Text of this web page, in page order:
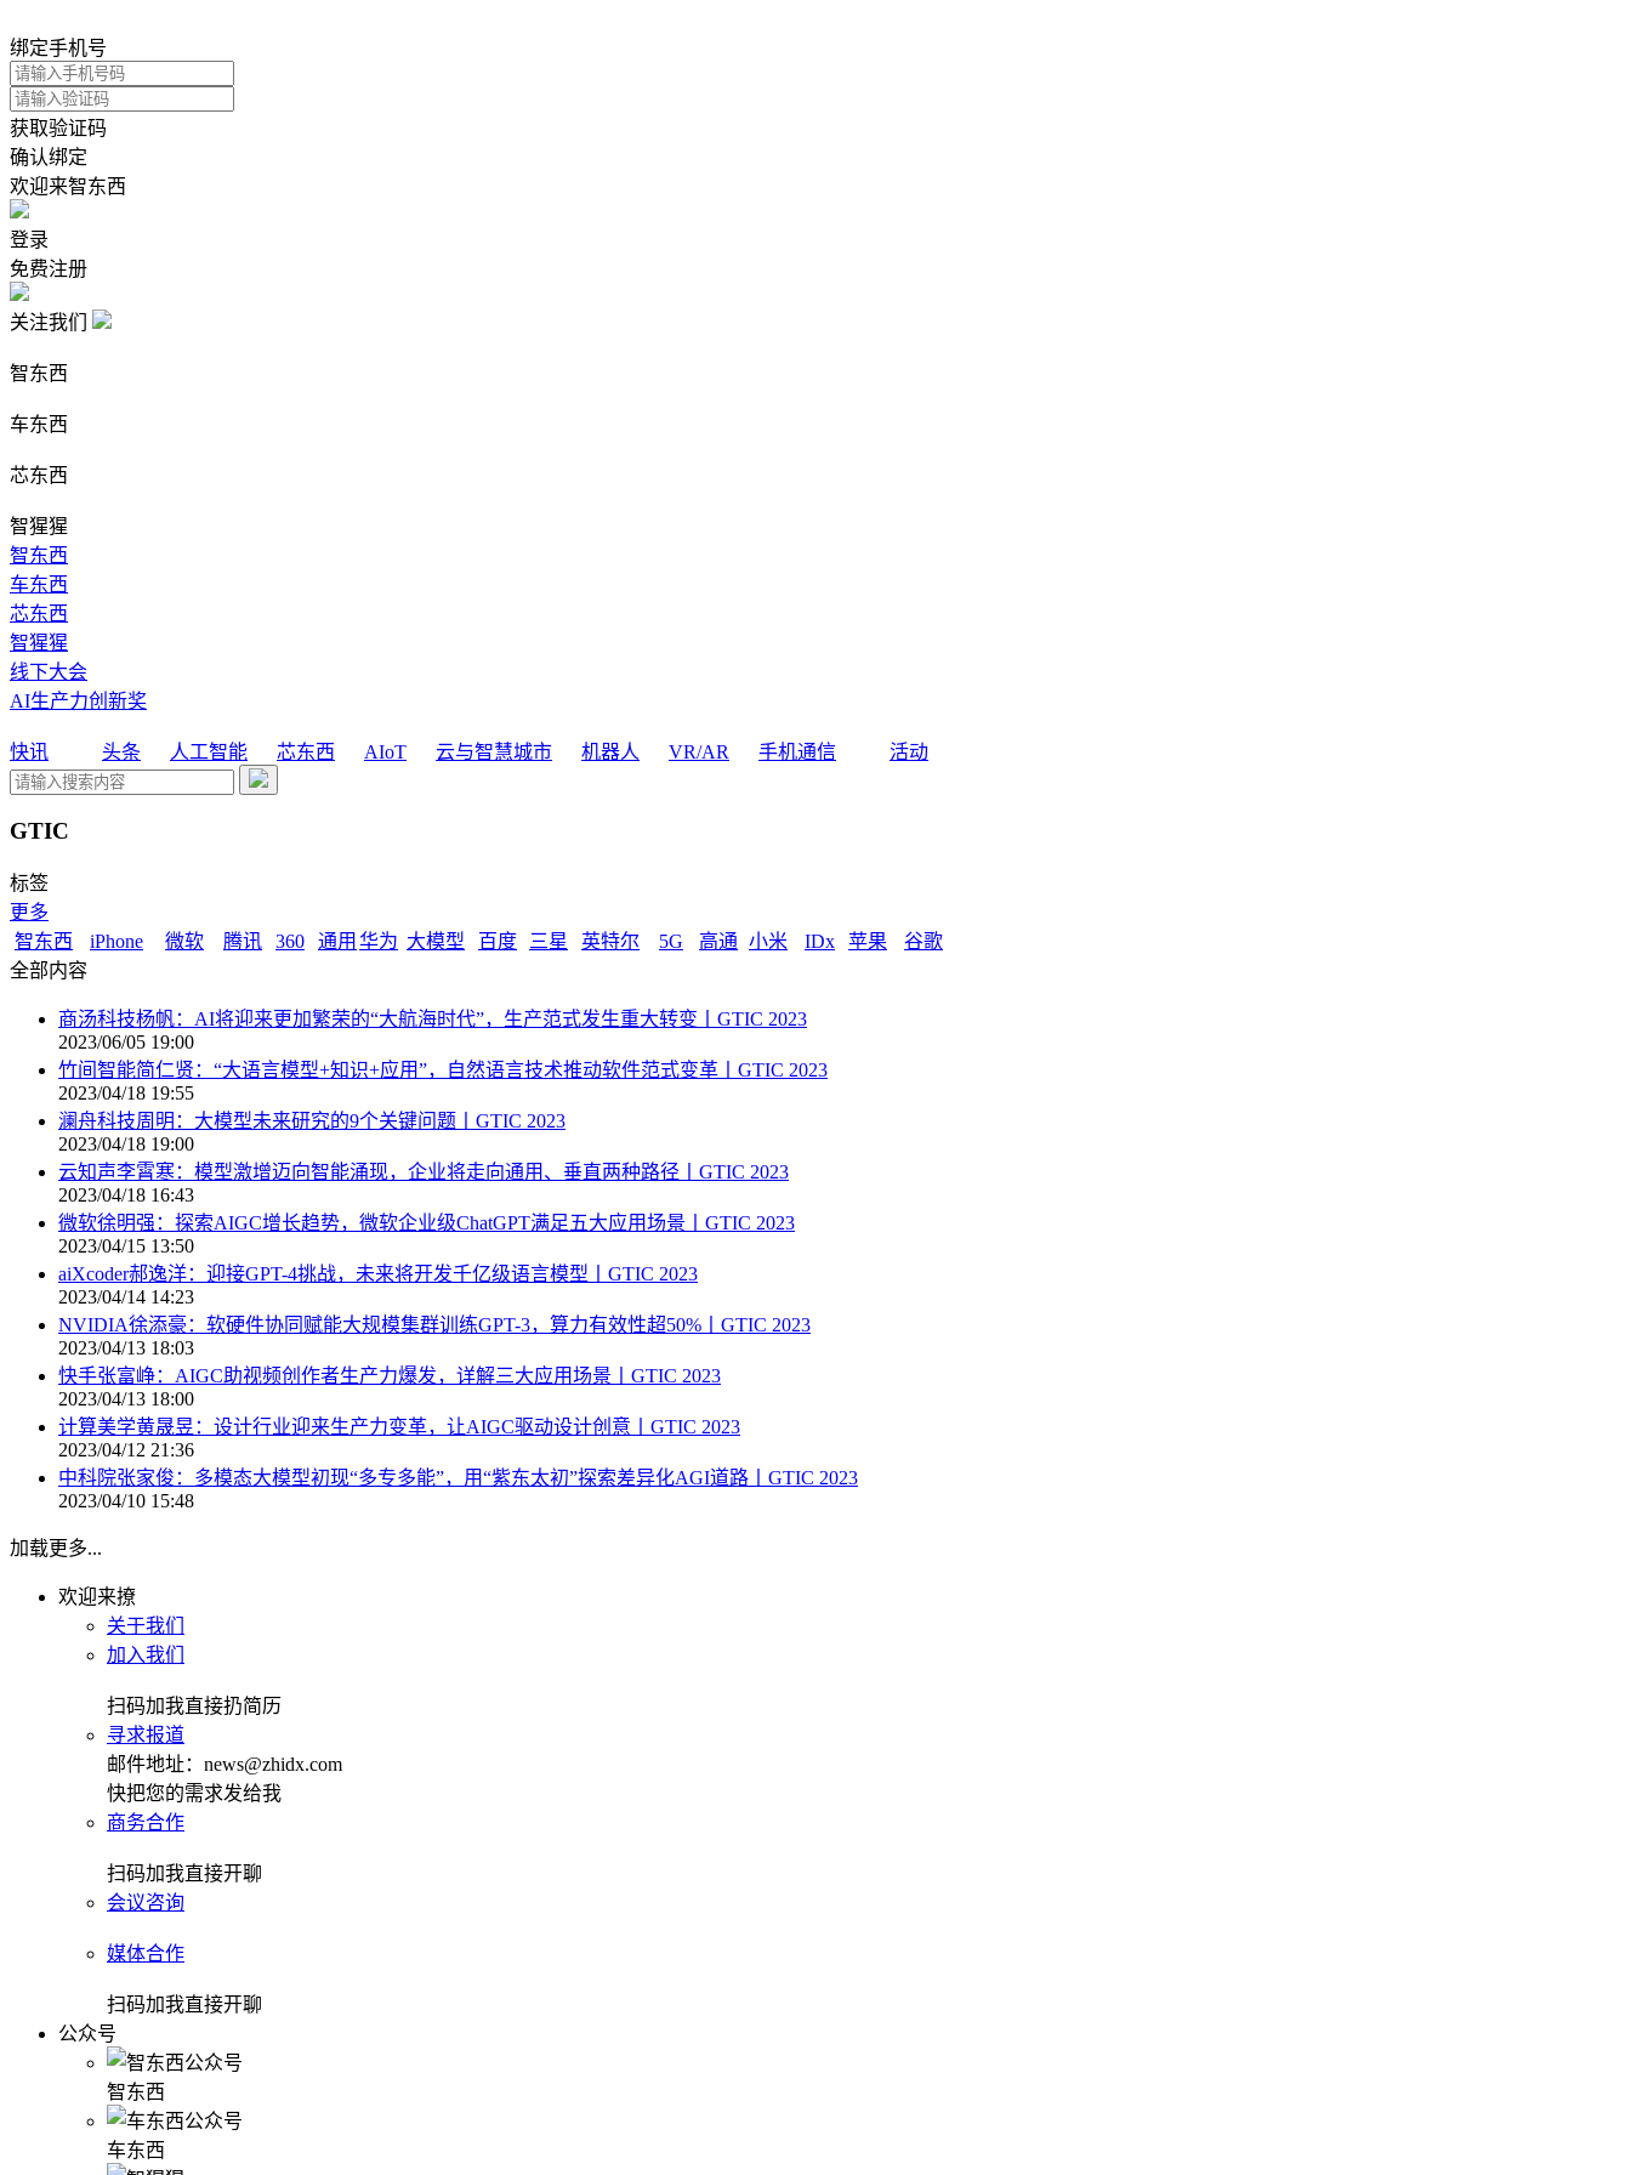
绑定手机号
获取验证码
确认绑定
欢迎来智东西
登录
免费注册
关注我们
智东西
车东西
芯东西
智猩猩
智东西
车东西
芯东西
智猩猩
线下大会
AI生产力创新奖
快讯 头条 人工智能 芯东西 AIoT 云与智慧城市 机器人 VR/AR 手机通信 活动
GTIC
标签
更多
智东西
iPhone 微软 腾讯 360 通用 华为 大模型 百度 三星 英特尔 5G 高通 小米 IDx 苹果
谷歌
全部内容
商汤科技杨帆：AI将迎来更加繁荣的“大航海时代”，生产范式发生重大转变丨GTIC 2023
2023/06/05 19:00
竹间智能简仁贤：“大语言模型+知识+应用”，自然语言技术推动软件范式变革丨GTIC 2023
2023/04/18 19:55
澜舟科技周明：大模型未来研究的9个关键问题丨GTIC 2023
2023/04/18 19:00
云知声李霄寒：模型激增迈向智能涌现，企业将走向通用、垂直两种路径丨GTIC 2023
2023/04/18 16:43
微软徐明强：探索AIGC增长趋势，微软企业级ChatGPT满足五大应用场景丨GTIC 2023
2023/04/15 13:50
aiXcoder郝逸洋：迎接GPT-4挑战，未来将开发千亿级语言模型丨GTIC 2023
2023/04/14 14:23
NVIDIA徐添豪：软硬件协同赋能大规模集群训练GPT-3，算力有效性超50%丨GTIC 2023
2023/04/13 18:03
快手张富峥：AIGC助视频创作者生产力爆发，详解三大应用场景丨GTIC 2023
2023/04/13 18:00
计算美学黄晟昱：设计行业迎来生产力变革，让AIGC驱动设计创意丨GTIC 2023
2023/04/12 21:36
中科院张家俊：多模态大模型初现“多专多能”，用“紫东太初”探索差异化AGI道路丨GTIC 2023
2023/04/10 15:48
加载更多...
欢迎来撩
关于我们
加入我们
扫码加我直接扔简历
寻求报道
邮件地址：news@zhidx.com
快把您的需求发给我
商务合作
扫码加我直接开聊
会议咨询
媒体合作
扫码加我直接开聊
公众号
智东西
车东西